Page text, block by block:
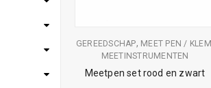
GEREEDSCHAP, MEET PEN / KLEM
MEETINSTRUMENTEN
Meetpen set rood en zwart